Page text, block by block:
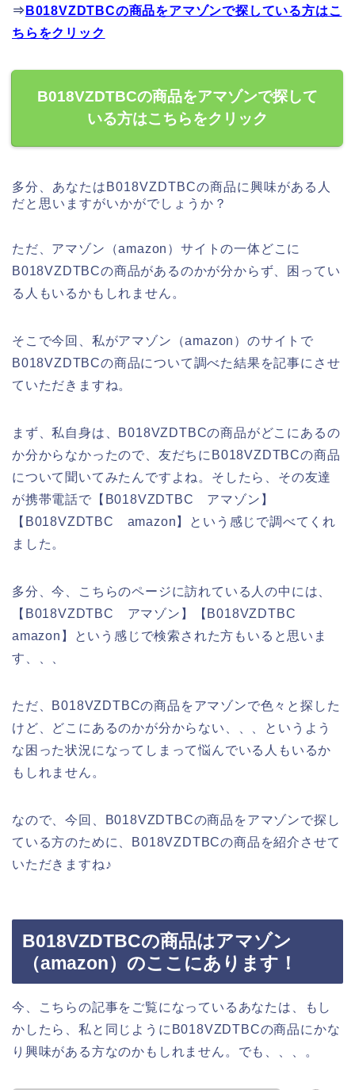
⇒ B018VZDTBCの商品をアマゾンで探している方はこ
ちらをクリック
B018VZDTBCの商品をアマゾンで探して
いる方はこちらをクリック
多分、あなたはB018VZDTBCの商品に興味がある人
だと思いますがいかがでしょうか？
ただ、アマゾン（amazon）サイトの一体どこに
B018VZDTBCの商品があるのかが分からず、困ってい
る人もいるかもしれません。
そこで今回、私がアマゾン（amazon）のサイトで
B018VZDTBCの商品について調べた結果を記事にさせ
ていただきますね。
まず、私自身は、B018VZDTBCの商品がどこにあるの
か分からなかったので、友だちにB018VZDTBCの商品
について聞いてみたんですよね。そしたら、その友達
が携帯電話で【B018VZDTBC アマゾン】
【B018VZDTBC amazon】という感じで調べてくれ
ました。
多分、今、こちらのページに訪れている人の中には、
【B018VZDTBC アマゾン】【B018VZDTBC
amazon】という感じで検索された方もいると思いま
す、、、
ただ、B018VZDTBCの商品をアマゾンで色々と探した
けど、どこにあるのかが分からない、、、というよう
な困った状況になってしまって悩んでいる人もいるか
もしれません。
なので、今回、B018VZDTBCの商品をアマゾンで探し
ている方のために、B018VZDTBCの商品を紹介させて
いただきますね♪
B018VZDTBCの商品はアマゾン
（amazon）のここにあります！
今、こちらの記事をご覧になっているあなたは、もし
かしたら、私と同じようにB018VZDTBCの商品にかな
り興味がある方なのかもしれません。でも、、、。